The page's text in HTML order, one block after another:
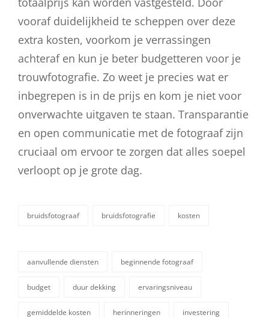
vooraf duidelijkheid te scheppen over deze
extra kosten, voorkom je verrassingen
achteraf en kun je beter budgetteren voor je
trouwfotografie. Zo weet je precies wat er
inbegrepen is in de prijs en kom je niet voor
onverwachte uitgaven te staan. Transparantie
en open communicatie met de fotograaf zijn
cruciaal om ervoor te zorgen dat alles soepel
verloopt op je grote dag.
bruidsfotograaf bruidsfotografie kosten
aanvullende diensten beginnende fotograaf
budget duur dekking ervaringsniveau
gemiddelde kosten herinneringen investering